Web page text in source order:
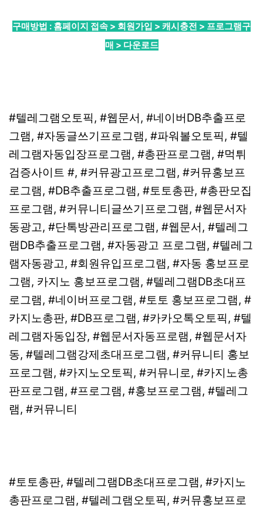
구매방법 : 홈페이지 접속 > 회원가입 > 캐시충전 > 프로그램구
매 > 다운로드
#텔레그램오토픽, #웹문서, #네이버DB추출프로
그램, #자동글쓰기프로그램, #파워볼오토픽, #텔
레그램자동입장프로그램, #총판프로그램, #먹튀
검증사이트 #, #커뮤광고프로그램, #커뮤홍보프
로그램, #DB추출프로그램, #토토총판, #총판모집
프로그램, #커뮤니티글쓰기프로그램, #웹문서자
동광고, #단톡방관리프로그램, #웹문서, #텔레그
램DB추출프로그램, #자동광고 프로그램, #텔레그
램자동광고, #회원유입프로그램, #자동 홍보프로
그램, 카지노 홍보프로그램, #텔레그램DB초대프
로그램, #네이버프로그램, #토토 홍보프로그램, #
카지노총판, #DB프로그램, #카카오톡오토픽, #텔
레그램자동입장, #웹문서자동프로램, #웹문서자
동, #텔레그램강제초대프로그램, #커뮤니티 홍보
프로그램, #카지노오토픽, #커뮤니로, #카지노총
판프로그램, #프로그램, #홍보프로그램, #텔레그
램, #커뮤니티
#토토총판, #텔레그램DB초대프로그램, #카지노
총판프로그램, #텔레그램오토픽, #커뮤홍보프로